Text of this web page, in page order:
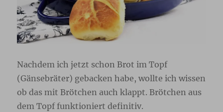
Nachdem ich jetzt schon Brot im Topf
(Gänsebräter) gebacken habe, wollte ich wissen
ob das mit Brötchen auch klappt. Brötchen aus
dem Topf funktioniert definitiv.